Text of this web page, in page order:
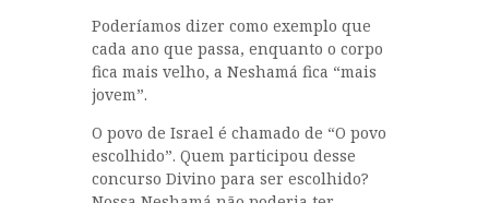
Poderíamos dizer como exemplo que
cada ano que passa, enquanto o corpo
fica mais velho, a Neshamá fica “mais
jovem”.
O povo de Israel é chamado de “O povo
escolhido”. Quem participou desse
concurso Divino para ser escolhido?